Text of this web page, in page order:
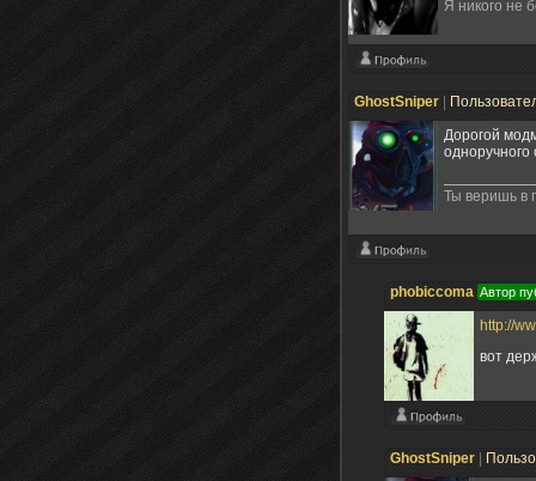
Я никого не
GhostSniper
Дорогой
одноручного
Ты веришь в
phobiccoma Автор
http://
вот
GhostSniper